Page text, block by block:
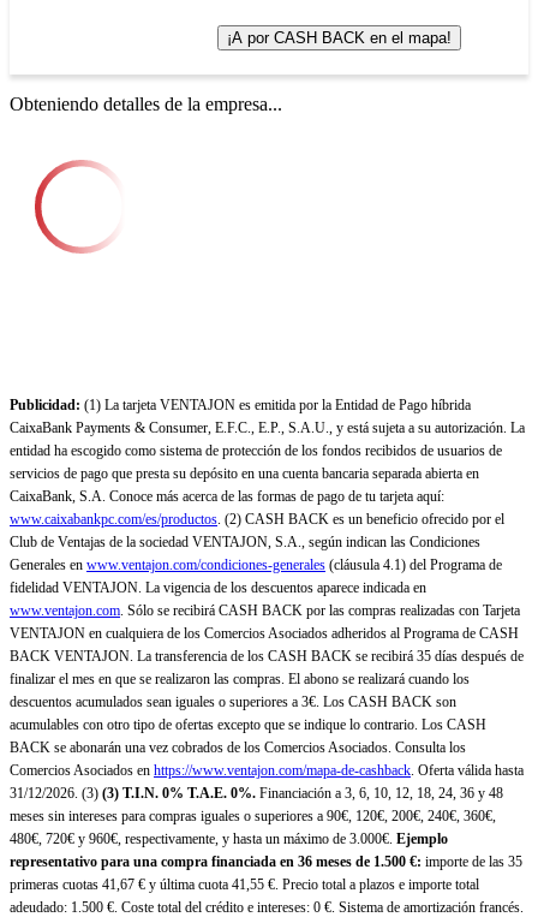
¡A por CASH BACK en el mapa!
Obteniendo detalles de la empresa...
Publicidad: (1) La tarjeta VENTAJON es emitida por la Entidad de Pago híbrida
CaixaBank Payments & Consumer, E.F.C., E.P., S.A.U., y está sujeta a su autorización. La
entidad ha escogido como sistema de protección de los fondos recibidos de usuarios de
servicios de pago que presta su depósito en una cuenta bancaria separada abierta en
CaixaBank, S.A. Conoce más acerca de las formas de pago de tu tarjeta aquí:
www.caixabankpc.com/es/productos. (2) CASH BACK es un beneficio ofrecido por el
Club de Ventajas de la sociedad VENTAJON, S.A., según indican las Condiciones
Generales en www.ventajon.com/condiciones-generales (cláusula 4.1) del Programa de
fidelidad VENTAJON. La vigencia de los descuentos aparece indicada en
www.ventajon.com. Sólo se recibirá CASH BACK por las compras realizadas con Tarjeta
VENTAJON en cualquiera de los Comercios Asociados adheridos al Programa de CASH
BACK VENTAJON. La transferencia de los CASH BACK se recibirá 35 días después de
finalizar el mes en que se realizaron las compras. El abono se realizará cuando los
descuentos acumulados sean iguales o superiores a 3€. Los CASH BACK son
acumulables con otro tipo de ofertas excepto que se indique lo contrario. Los CASH
BACK se abonarán una vez cobrados de los Comercios Asociados. Consulta los
Comercios Asociados en https://www.ventajon.com/mapa-de-cashback. Oferta válida hasta
31/12/2026. (3) (3) T.I.N. 0% T.A.E. 0%. Financiación a 3, 6, 10, 12, 18, 24, 36 y 48
meses sin intereses para compras iguales o superiores a 90€, 120€, 200€, 240€, 360€,
480€, 720€ y 960€, respectivamente, y hasta un máximo de 3.000€. Ejemplo
representativo para una compra financiada en 36 meses de 1.500 €: importe de las 35
primeras cuotas 41,67 € y última cuota 41,55 €. Precio total a plazos e importe total
adeudado: 1.500 €. Coste total del crédito e intereses: 0 €. Sistema de amortización francés.